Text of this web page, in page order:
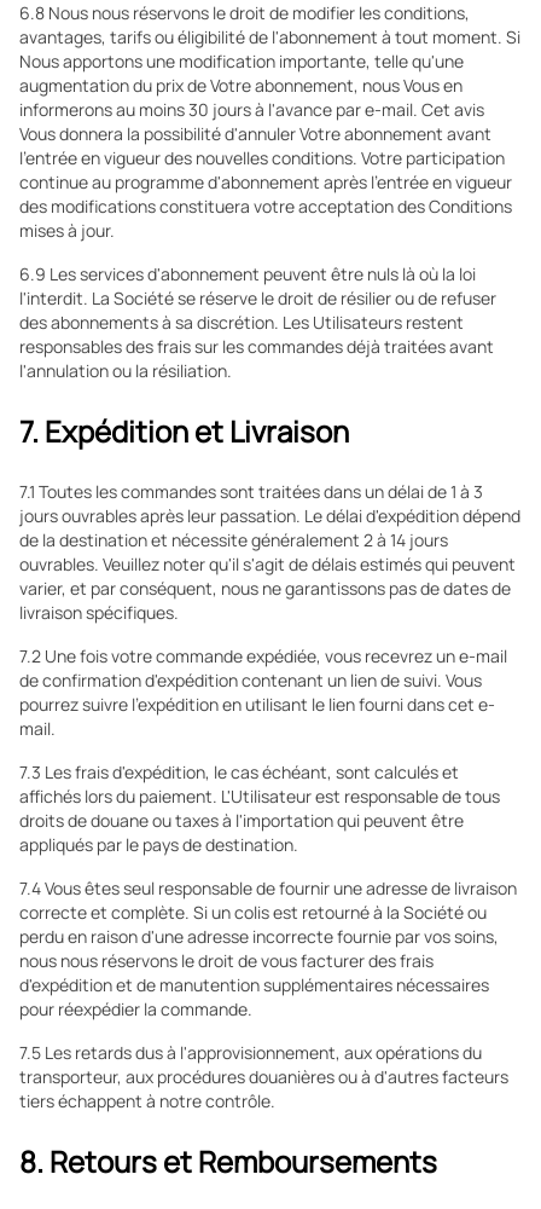
6.8 Nous nous réservons le droit de modifier les conditions,
avantages, tarifs ou éligibilité de l'abonnement à tout moment. Si
Nous apportons une modification importante, telle qu'une
augmentation du prix de Votre abonnement, nous Vous en
informerons au moins 30 jours à l'avance par e-mail. Cet avis
Vous donnera la possibilité d'annuler Votre abonnement avant
l'entrée en vigueur des nouvelles conditions. Votre participation
continue au programme d'abonnement après l'entrée en vigueur
des modifications constituera votre acceptation des Conditions
mises à jour.
6.9 Les services d'abonnement peuvent être nuls là où la loi
l'interdit. La Société se réserve le droit de résilier ou de refuser
des abonnements à sa discrétion. Les Utilisateurs restent
responsables des frais sur les commandes déjà traitées avant
l'annulation ou la résiliation.
7. Expédition et Livraison
7.1 Toutes les commandes sont traitées dans un délai de 1 à 3
jours ouvrables après leur passation. Le délai d'expédition dépend
de la destination et nécessite généralement 2 à 14 jours
ouvrables. Veuillez noter qu'il s'agit de délais estimés qui peuvent
varier, et par conséquent, nous ne garantissons pas de dates de
livraison spécifiques.
7.2 Une fois votre commande expédiée, vous recevrez un e-mail
de confirmation d'expédition contenant un lien de suivi. Vous
pourrez suivre l'expédition en utilisant le lien fourni dans cet e-
mail.
7.3 Les frais d'expédition, le cas échéant, sont calculés et
affichés lors du paiement. L'Utilisateur est responsable de tous
droits de douane ou taxes à l'importation qui peuvent être
appliqués par le pays de destination.
7.4 Vous êtes seul responsable de fournir une adresse de livraison
correcte et complète. Si un colis est retourné à la Société ou
perdu en raison d'une adresse incorrecte fournie par vos soins,
nous nous réservons le droit de vous facturer des frais
d'expédition et de manutention supplémentaires nécessaires
pour réexpédier la commande.
7.5 Les retards dus à l'approvisionnement, aux opérations du
transporteur, aux procédures douanières ou à d'autres facteurs
tiers échappent à notre contrôle.
8. Retours et Remboursements